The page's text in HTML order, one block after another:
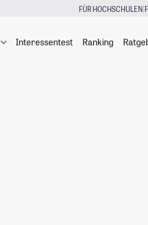
FÜR HOCHSCHULEN|
Interessentest Ranking